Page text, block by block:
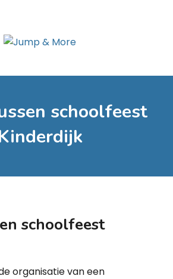
schoolfeest
schoolfeest
organisatie van een